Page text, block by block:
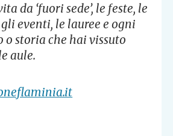
da ‘fuori sede’, le feste, le
eventi, le lauree e ogni
storia che hai vissuto
aule.